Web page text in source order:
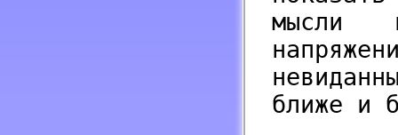
мысли
ближе и